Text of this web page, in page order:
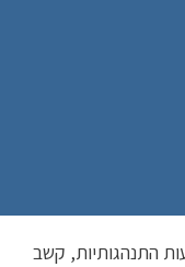
התנהגותיות, קשב